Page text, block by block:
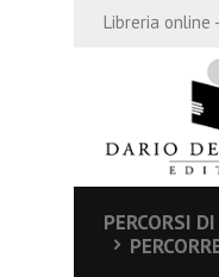
Libreria online
PERCORSI